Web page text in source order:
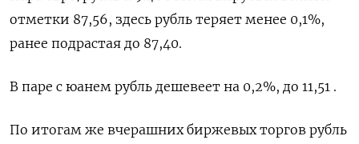
отметки 87,56, здесь рубль теряет менее 0,1%,
ранее подрастая до 87,40.
В паре с юанем рубль дешевеет на 0,2%, до 11,51 .
По итогам же вчерашних биржевых торгов рубль